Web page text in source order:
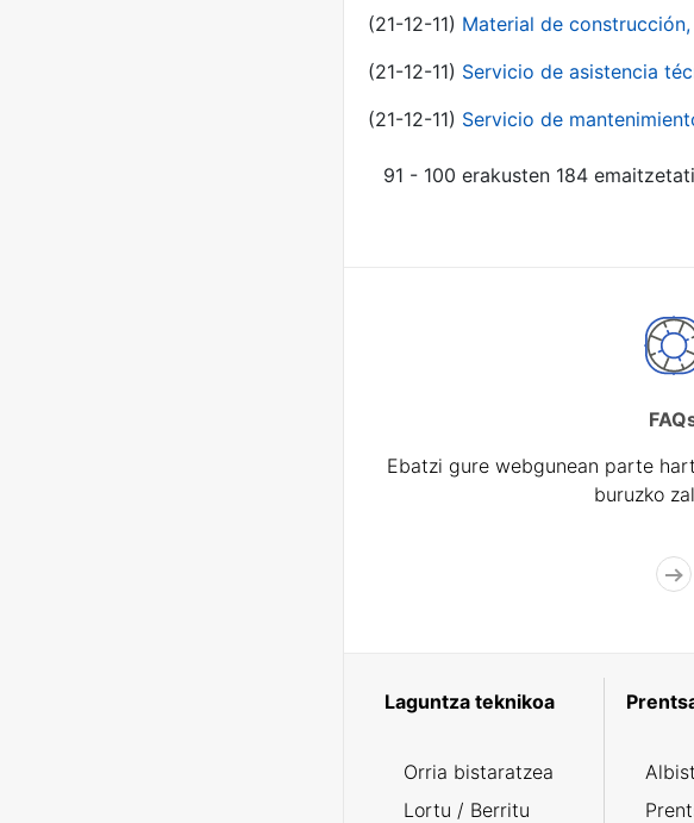
(21-12-11) Material de
(21-12-11) Servicio de asistencia
(21-12-11) Servicio de
91 - 100 erakusten 184
Ebatzi gure webgunean parte
buruzko
Laguntza teknikoa
Orria bistaratzea
Lortu / Berritu